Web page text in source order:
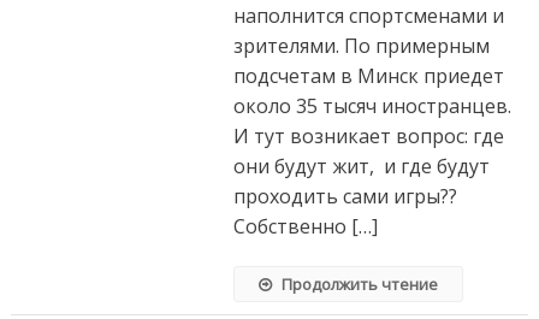
наполнится спортсменами и
зрителями. По примерным
подсчетам в Минск приедет
около 35 тысяч иностранцев.
И тут возникает вопрос: где
они будут жит, и где будут
проходить сами игры??
Собственно […]
Продолжить чтение